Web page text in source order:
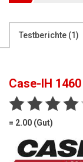
Testberichte (1)
Case-IH 1460
= 2.00 (Gut)